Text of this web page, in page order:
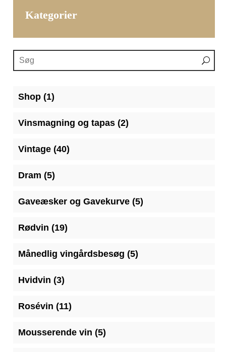
Kategorier
Shop 11
Vinsmagning og tapas 22
Vintage 4040
Dram
55
Gaveæsker og Gavekurve 55
Rødvin
1919
Månedlig vingårdsbesøg
55
Hvidvin
33
Rosévin
1111
Mousserende vin
55